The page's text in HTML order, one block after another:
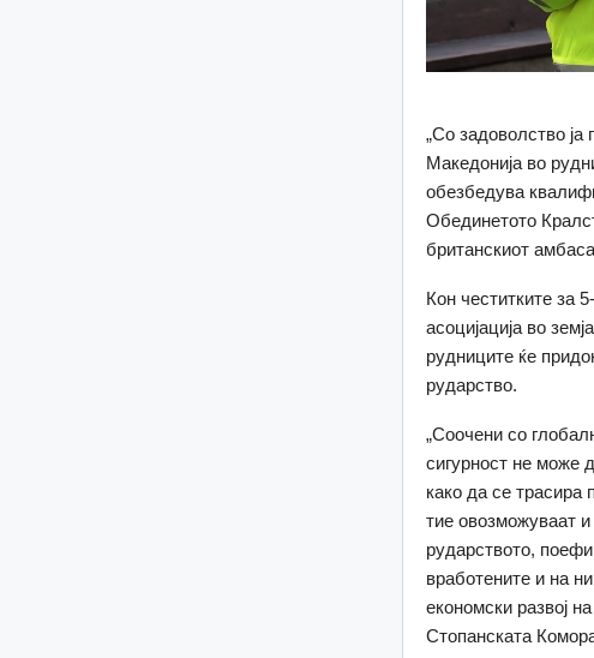
„Со задоволство
Македонија во
обезбедува
Обединетото
британскиот
Кон честитките за
асоцијација во
рудниците ќе
рударство.
„Соочени со
сигурност не може
како да се трасира
тие овозможуваат
рударството,
вработените и на
економски развој
Стопанската